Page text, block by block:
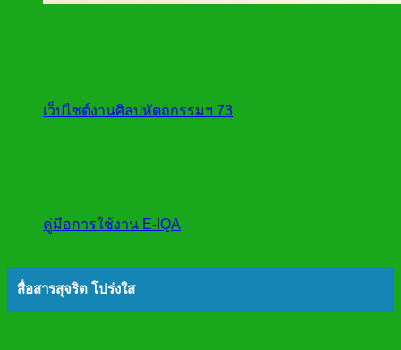
เว็ปไซต์งานศิลปหัตถกรรมฯ 73
คู่มือการใช้งาน E-IQA
สื่อสารสุจริต โปร่งใส